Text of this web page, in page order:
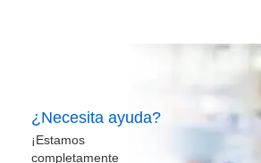
¿Necesita ayuda?
¡Estamos
completamente